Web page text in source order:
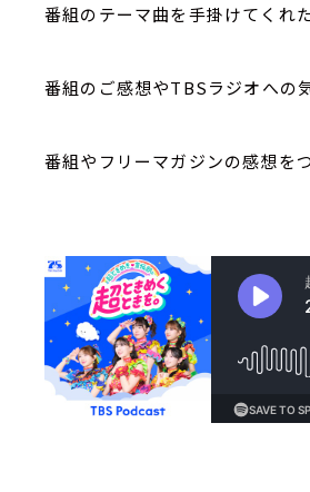
番組のテーマ曲を手掛けてくれ
番組のご感想やTBSラジオへの
番組やフリーマガジンの感想を